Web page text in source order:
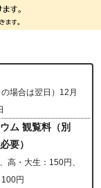
場合は翌日）12月
ム 観覧料（別
要）
高・大生：150円、
円